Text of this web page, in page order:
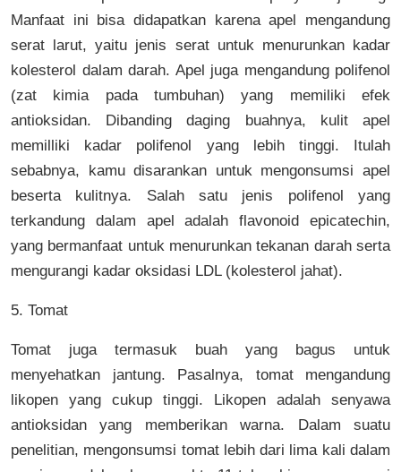
Manfaat ini bisa didapatkan karena apel mengandung
serat larut, yaitu jenis serat untuk menurunkan kadar
kolesterol dalam darah. Apel juga mengandung polifenol
(zat kimia pada tumbuhan) yang memiliki efek
antioksidan. Dibanding daging buahnya, kulit apel
memilliki kadar polifenol yang lebih tinggi. Itulah
sebabnya, kamu disarankan untuk mengonsumsi apel
beserta kulitnya. Salah satu jenis polifenol yang
terkandung dalam apel adalah flavonoid epicatechin,
yang bermanfaat untuk menurunkan tekanan darah serta
mengurangi kadar oksidasi LDL (kolesterol jahat).
5. Tomat
Tomat juga termasuk buah yang bagus untuk
menyehatkan jantung. Pasalnya, tomat mengandung
likopen yang cukup tinggi. Likopen adalah senyawa
antioksidan yang memberikan warna. Dalam suatu
penelitian, mengonsumsi tomat lebih dari lima kali dalam